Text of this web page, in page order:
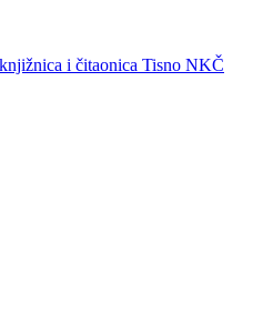
i čitaonica Tisno NKČ